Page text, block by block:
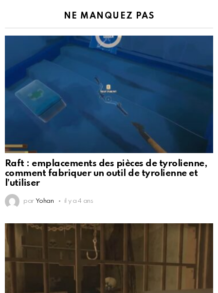
NE MANQUEZ PAS
Raft : emplacements des pièces de tyrolienne,
comment fabriquer un outil de tyrolienne et
l’utiliser
par Yohan il y a 4 ans